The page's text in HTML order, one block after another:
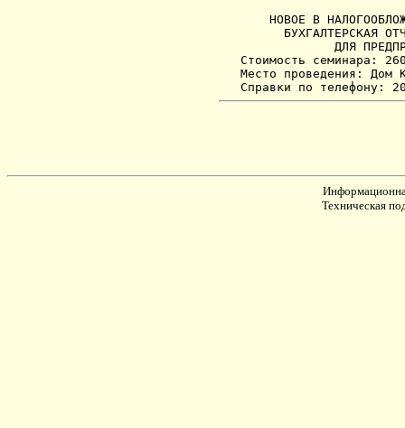
НОВОЕ В
БУХГАЛТЕРСКАЯ
ДЛЯ
Стоимость семинара:
Место проведения: Дом
Техническая